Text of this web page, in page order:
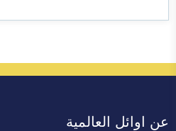
عن اوائل العالمية